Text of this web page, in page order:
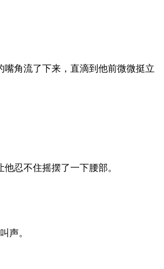
角流了下来，直滴到他前微微挺立
忍不住摇摆了一下腰部。
声。